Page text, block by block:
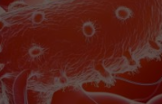
care se
Helicobacter